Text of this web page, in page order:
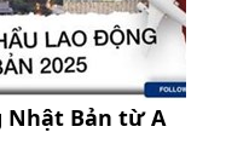
Nhật Bản từ A